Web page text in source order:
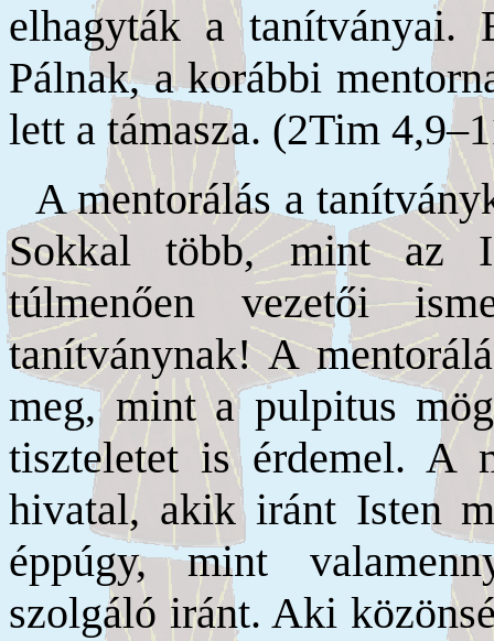
elhagyták a tanítványai.
Pálnak, a korábbi
lett a támasza. (2Tim
A mentorálás a
Sokkal több, mint az
túlmenően vezetői
tanítványnak! A
meg, mint a pulpitus
tiszteletet is érdemel. A
hivatal, akik iránt Isten
éppúgy, mint
szolgáló iránt. Aki